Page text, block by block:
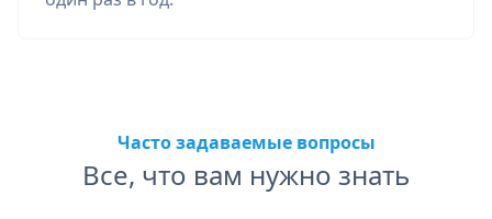
Часто задаваемые вопросы
Все, что вам нужно знать